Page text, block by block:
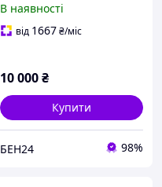
В наявності
від 1667₴/міс
10 000₴
Купити
БЕН24 98%